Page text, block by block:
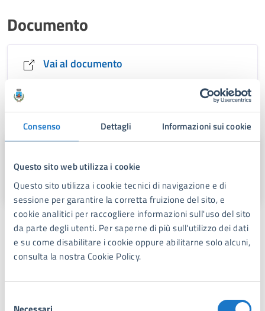
Consenso Dettagli Informazioni sui cookie
Questo sito web utilizza i cookie
Questo sito utilizza i cookie tecnici di navigazione e di
sessione per garantire la corretta fruizione del sito, e
cookie analitici per raccogliere informazioni sull'uso del sito
da parte degli utenti. Per saperne di più sull'utilizzo dei dati
e su come disabilitare i cookie oppure abilitarne solo alcuni,
consulta la nostra Cookie Policy.
Documento
Vai al documento
Ufficio responsabile
Piazza Dante,1, 55042
Formati disponibili
PDF
Licenza di distribuzione
pubblico dominio